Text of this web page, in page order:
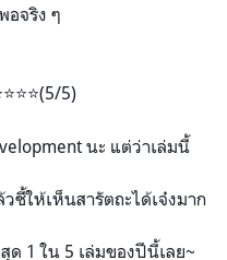
อจริง ๆ
5)
นะ แต่ว่าเล่มนี้
วชี้ให้เห็นสารัตถะได้เจ๋งมาก
ด 1 ใน 5 เล่มของปีนี้เลย~